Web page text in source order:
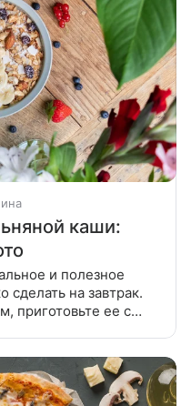
каши:
и полезное
на завтрак.
приготовьте ее с